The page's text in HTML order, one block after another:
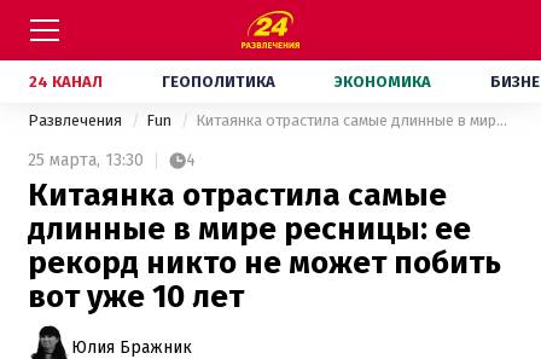
24 КАНАЛ ГЕОПОЛИТИКА ЭКОНОМИКА
Развлечения Fun Китаянка отрастила самые длинные в мире ресницы: ее рекорд никто не может побить вот уже 10 лет
25 марта, 13:30 4
Китаянка отрастила самые
длинные в мире ресницы: ее
рекорд никто не может побить
вот уже 10 лет
Юлия Бражник